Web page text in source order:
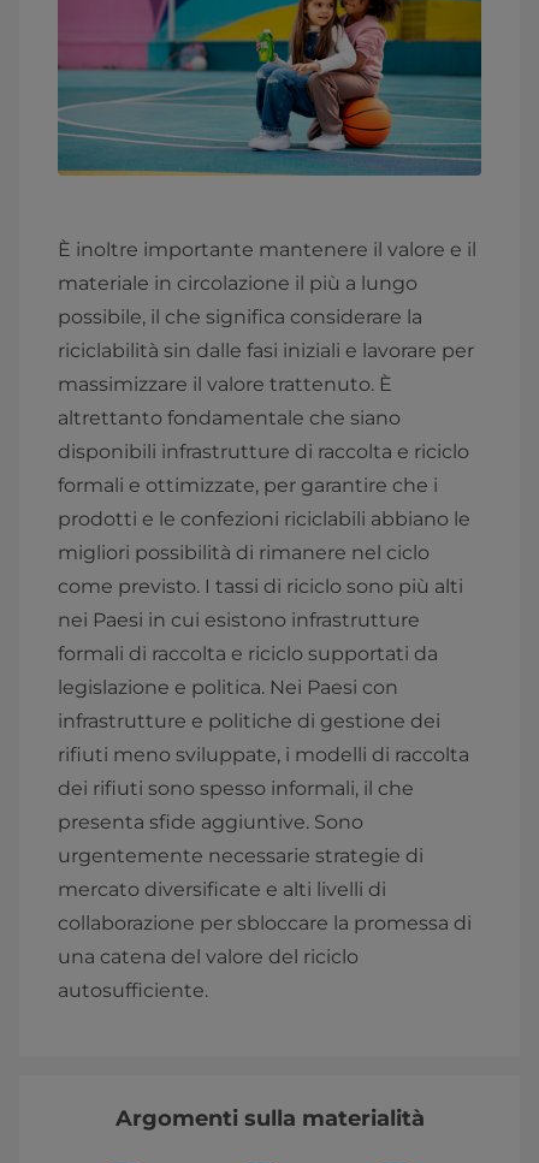
È inoltre importante mantenere il valore e il
materiale in circolazione il più a lungo
possibile, il che significa considerare la
riciclabilità sin dalle fasi iniziali e lavorare per
massimizzare il valore trattenuto. È
altrettanto fondamentale che siano
disponibili infrastrutture di raccolta e riciclo
formali e ottimizzate, per garantire che i
prodotti e le confezioni riciclabili abbiano le
migliori possibilità di rimanere nel ciclo
come previsto. I tassi di riciclo sono più alti
nei Paesi in cui esistono infrastrutture
formali di raccolta e riciclo supportati da
legislazione e politica. Nei Paesi con
infrastrutture e politiche di gestione dei
rifiuti meno sviluppate, i modelli di raccolta
dei rifiuti sono spesso informali, il che
presenta sfide aggiuntive. Sono
urgentemente necessarie strategie di
mercato diversificate e alti livelli di
collaborazione per sbloccare la promessa di
una catena del valore del riciclo
autosufficiente.
Argomenti sulla materialità